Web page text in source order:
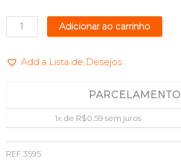
VIDRO
LATAO
20AG
GREEN
quantidade
Adicionar ao carrinho
Add a Lista de Desejos
PARCELAMENTO
1x de R$0,59 sem juros
REF3595